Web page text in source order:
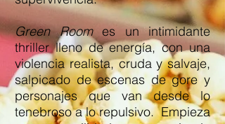
Green Roomes un intimidante
thriller lleno de energía, con una
violencia realista, cruda y salvaje,
salpicado de escenas de gore y
personajes que van desde lo
tenebroso a lo repulsivo. Empieza